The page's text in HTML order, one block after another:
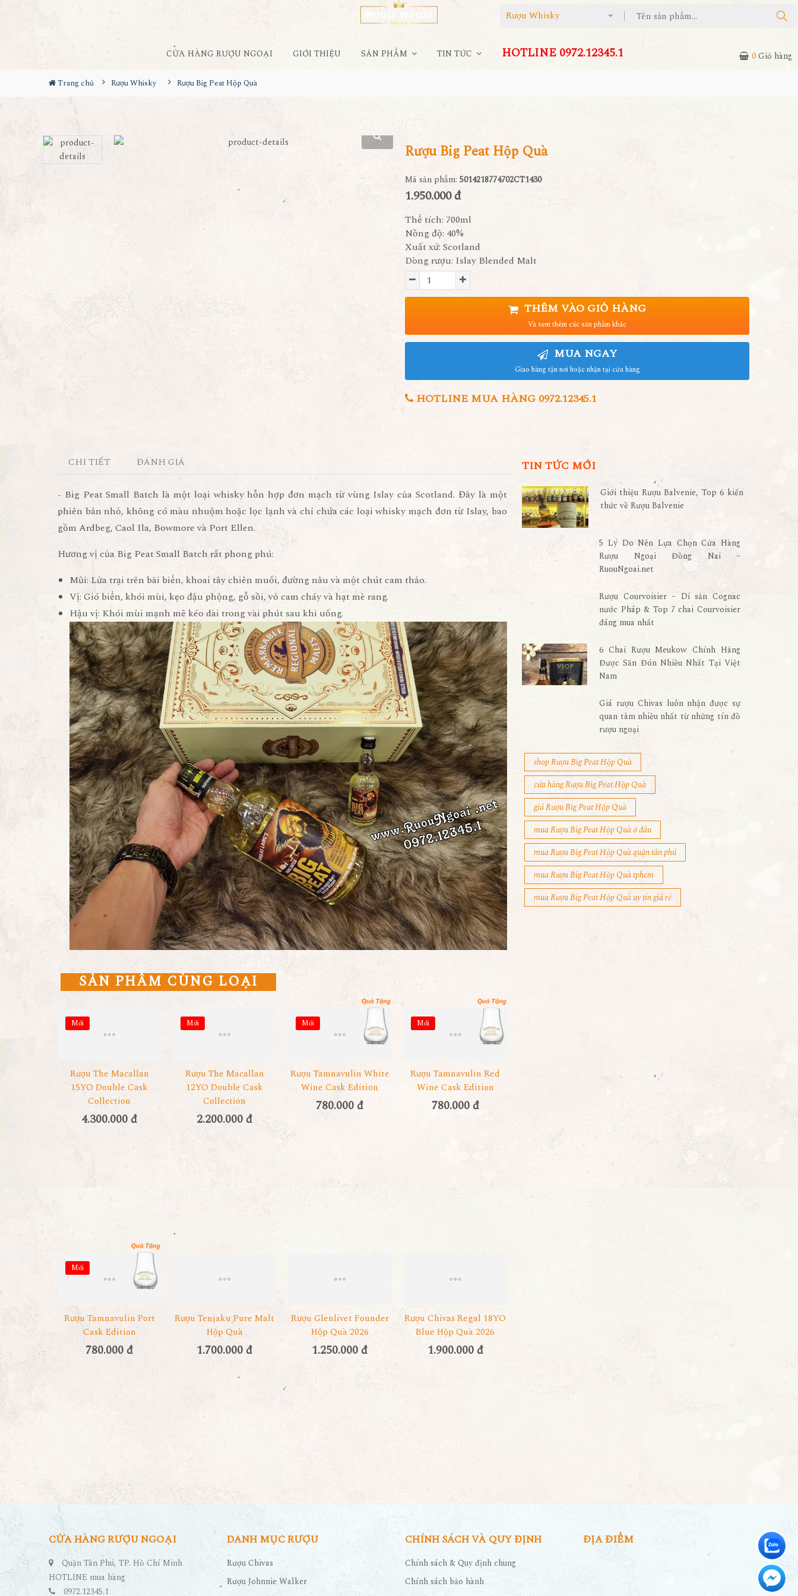
Rượu Whisky
CỬA HÀNG RƯỢU NGOẠI GIỚI THIỆU SẢN PHẨM TIN TỨC HOTLINE 0972.12345.1 0Giỏ hàng
Trang chủ Rượu Whisky Rượu Big Peat Hộp Quà
Rượu Big Peat Hộp Quà
Mã sản phẩm: 5014218774702CT1430
1.950.000 đ
Thể tích: 700ml
Nồng độ: 40%
Xuất xứ: Scotland
Dòng rượu: Islay Blended Malt
THÊM VÀO GIỎ HÀNG
Và xem thêm các sản phẩm khác
MUA NGAY
Giao hàng tận nơi hoặc nhận tại cửa hàng
HOTLINE MUA HÀNG 0972.12345.1
CHI TIẾT ĐÁNH GIÁ
- Big Peat Small Batch là một loại whisky hỗn hợp đơn mạch từ vùng Islay của Scotland. Đây là một
phiên bản nhỏ, không có màu nhuộm hoặc lọc lạnh và chỉ chứa các loại whisky mạch đơn từ Islay, bao
gồm Ardbeg, Caol Ila, Bowmore và Port Ellen.
Hương vị của Big Peat Small Batch rất phong phú:
Mũi: Lửa trại trên bãi biển, khoai tây chiên muối, đường nâu và một chút cam thảo.
Vị: Gió biển, khói mùi, kẹo đậu phộng, gỗ sồi, vỏ cam cháy và hạt mè rang.
Hậu vị: Khói mùi mạnh mẽ kéo dài trong vài phút sau khi uống.
SẢN PHẨM CÙNG LOẠI
Mới
Rượu The Macallan
15YO Double Cask
Collection
4.300.000 đ
Mới
Rượu The Macallan
12YO Double Cask
Collection
2.200.000 đ
Mới
Rượu Tamnavulin White
Wine Cask Edition
780.000 đ
Mới
Rượu Tamnavulin Red
Wine Cask Edition
780.000 đ
Mới
Rượu Tamnavulin Port
Cask Edition
780.000 đ
Rượu Tenjaku Pure Malt
Hộp Quà
1.700.000 đ
Rượu Glenlivet Founder
Hộp Quà 2026
1.250.000 đ
Rượu Chivas Regal 18YO
Blue Hộp Quà 2026
1.900.000 đ
TIN TỨC MỚI
Giới thiệu Rượu Balvenie, Top 6 kiến
thức về Rượu Balvenie
5 Lý Do Nên Lựa Chọn Cửa Hàng
Rượu Ngoại Đồng Nai –
RuouNgoai.net
Rượu Courvoisier – Di sản Cognac
nước Pháp & Top 7 chai Courvoisier
đáng mua nhất
6 Chai Rượu Meukow Chính Hãng
Được Săn Đón Nhiều Nhất Tại Việt
Nam
Giá rượu Chivas luôn nhận được sự
quan tâm nhiều nhất từ những tín đồ
rượu ngoại
shop Rượu Big Peat Hộp Quà
cửa hàng Rượu Big Peat Hộp Quà
giá Rượu Big Peat Hộp Quà
mua Rượu Big Peat Hộp Quà ở đâu
mua Rượu Big Peat Hộp Quà quận tân phú
mua Rượu Big Peat Hộp Quà tphcm
mua Rượu Big Peat Hộp Quà uy tín giá rẻ
CỬA HÀNG RƯỢU NGOẠI
Quận Tân Phú, TP. Hồ Chí Minh
HOTLINE mua hàng
0972.12345.1
DANH MỤC RƯỢU
Rượu Chivas
Rượu Johnnie Walker
CHÍNH SÁCH VÀ QUY ĐỊNH
Chính sách & Quy định chung
Chính sách bảo hành
ĐỊA ĐIỂM